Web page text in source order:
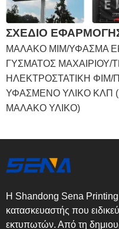
ΣΧΕΔΙΟ
ΜΑΛΑΚΟ ΜΙΜ/ΥΦΑΣΜΑ
ΓΥΣΜΑΤΟΣ ΜΑΧΑΙΡΙΟΥ/
ΗΛΕΚΤΡΟΣΤΑΤΙΚΗ
ΥΦΑΣΜΕΝΟ ΥΛΙΚΟ ΚΛΠ
ΜΑΛΑΚΟ ΥΛΙΚΟ)
Η Shandong Sena Printing
κατασκευαστής που
εκτυπωτών. Από τη